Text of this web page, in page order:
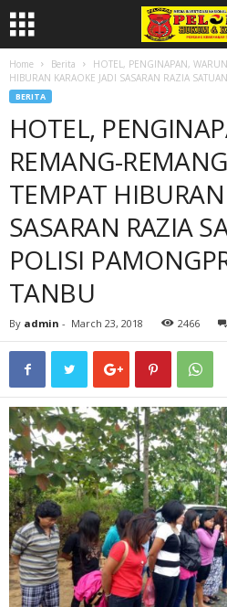
Home Berita
HOTEL, PENGINAPAN,
HIBURAN KARAOKE JADI SASARAN RAZIA
BERITA
HOTEL,
REMANG-
TEMPAT HIBURAN
SASARAN RAZIA
POLISI
TANBU
By admin - March 23, 2018 2466